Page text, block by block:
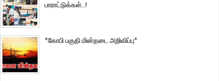
பாராட்டுக்கள்..!
*கோபி பகுதி மின்தடை அறிவிப்பு*